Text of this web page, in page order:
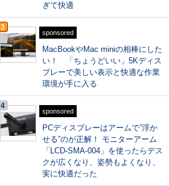
ぎて快適
3
sponsored
MacBookやMac miniの相棒にした
い！ 「ちょうどいい」5Kディス
プレーで美しい表示と快適な作業
環境が手に入る
4
sponsored
PCディスプレーはアームで”浮か
せる”のが正解！ モニターアーム
「LCD-SMA-004」を使ったらデス
クが広くなり、姿勢もよくなり、
実に快適だった